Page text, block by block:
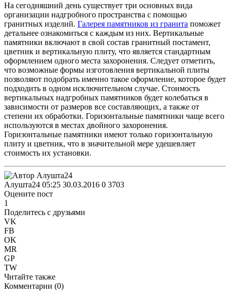
На сегодняшний день существует три основных вида
организации надгробного пространства с помощью
гранитных изделий. Галерея памятников из гранита поможет
детальнее ознакомиться с каждым из них. Вертикальные
памятники включают в свой состав гранитный постамент,
цветник и вертикальную плиту, что является стандартным
оформлением одного места захоронения. Следует отметить,
что возможные формы изготовления вертикальной плиты
позволяют подобрать именно такое оформление, которое будет
подходить в одном исключительном случае. Стоимость
вертикальных надгробных памятников будет колебаться в
зависимости от размеров все составляющих, а также от
степени их обработки. Горизонтальные памятники чаще всего
используются в местах двойного захоронения.
Горизонтальные памятники имеют только горизонтальную
плиту и цветник, что в значительной мере удешевляет
стоимость их установки.
Алушта24 05:25 30.03.2016 0 3703
Оцените пост
1
Поделитесь с друзьями
VK
FB
OK
MR
GP
TW
Читайте также
Комментарии (0)